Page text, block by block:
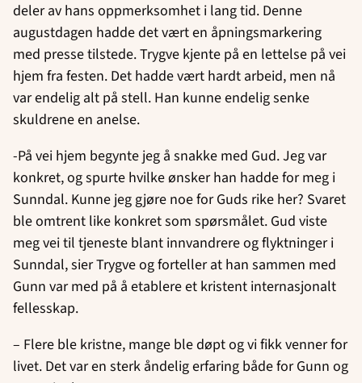
deler av hans oppmerksomhet i lang tid. Denne
augustdagen hadde det vært en åpningsmarkering
med presse tilstede. Trygve kjente på en lettelse på vei
hjem fra festen. Det hadde vært hardt arbeid, men nå
var endelig alt på stell. Han kunne endelig senke
skuldrene en anelse.
-På vei hjem begynte jeg å snakke med Gud. Jeg var
konkret, og spurte hvilke ønsker han hadde for meg i
Sunndal. Kunne jeg gjøre noe for Guds rike her? Svaret
ble omtrent like konkret som spørsmålet. Gud viste
meg vei til tjeneste blant innvandrere og flyktninger i
Sunndal, sier Trygve og forteller at han sammen med
Gunn var med på å etablere et kristent internasjonalt
fellesskap.
– Flere ble kristne, mange ble døpt og vi fikk venner for
livet. Det var en sterk åndelig erfaring både for Gunn og